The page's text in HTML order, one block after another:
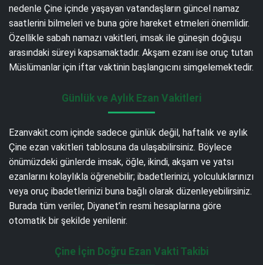
nedenle Çine içinde yaşayan vatandaşların güncel namaz
saatlerini bilmeleri ve buna göre hareket etmeleri önemlidir.
Özellikle sabah namazı vakitleri, imsak ile güneşin doğuşu
arasındaki süreyi kapsamaktadır. Akşam ezanı ise oruç tutan
Müslümanlar için iftar vaktinin başlangıcını simgelemektedir.
Günlük ve Aylık Ezan Vakitleri
Ezanvakit.com içinde sadece günlük değil, haftalık ve aylık
Çine ezan vakitleri tablosuna da ulaşabilirsiniz. Böylece
önümüzdeki günlerde imsak, öğle, ikindi, akşam ve yatsı
ezanlarını kolaylıkla öğrenebilir; ibadetlerinizi, yolculuklarınızı
veya oruç ibadetlerinizi buna bağlı olarak düzenleyebilirsiniz.
Burada tüm veriler, Diyanet’in resmi hesaplarına göre
otomatik bir şekilde yenilenir.
Çine İçin Doğru Ezan Vakti Takibi